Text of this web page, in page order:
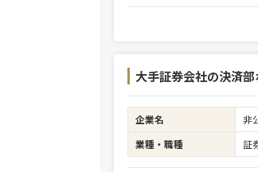
大手証券会社の決済
企業名 非
業種・職種
証